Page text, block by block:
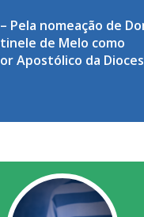
Pela nomeação de
de Melo como
Apostólico da